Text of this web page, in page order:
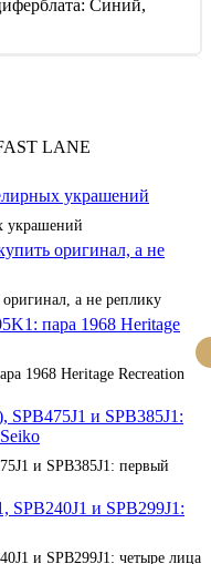
Синий,
LANE
украшений
а не реплику
1968 Heritage Recreation
и SPB385J1: первый
и SPB299J1: четыре лица